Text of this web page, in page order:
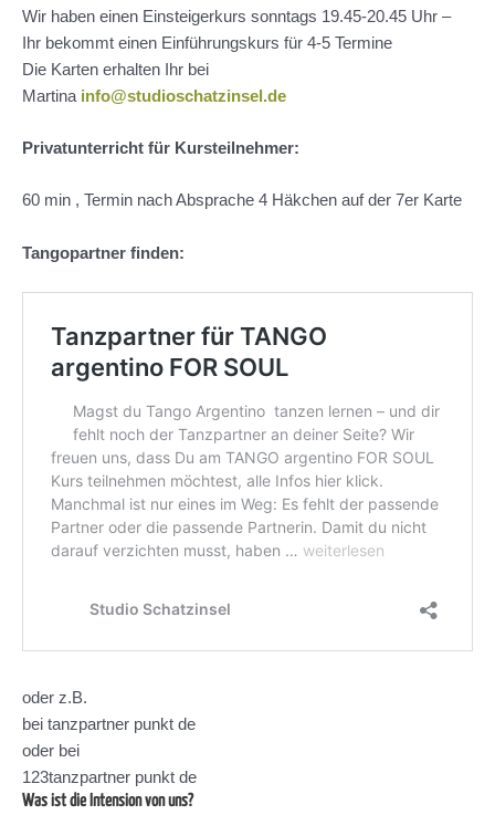
Wir haben einen Einsteigerkurs sonntags 19.45-20.45 Uhr –
Ihr bekommt einen Einführungskurs für 4-5 Termine
Die Karten erhalten Ihr bei
Martina info@studioschatzinsel.de
Privatunterricht für Kursteilnehmer:
60 min , Termin nach Absprache 4 Häkchen auf der 7er Karte
Tangopartner finden:
oder z.B.
bei tanzpartner punkt de
oder bei
123tanzpartner punkt de
Was ist die Intension von uns?